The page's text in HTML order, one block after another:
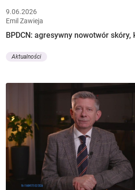
9.06.2026
Emil Zawieja
BPDCN: agresywny nowotwór skóry,
Aktualności